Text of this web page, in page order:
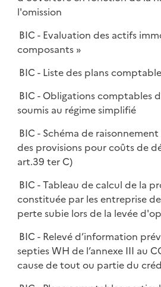
l'omission
BIC - Evaluation des actifs
composants »
BIC - Liste des plans
BIC - Obligations comptables
soumis au régime simplifié
BIC - Schéma de
des provisions pour coûts de
art.39 ter C)
BIC - Tableau de calcul de la
constituée par les entreprise
perte subie lors de la levée
BIC - Relevé d’information
septies WH de l’annexe III au
cause de tout ou partie du